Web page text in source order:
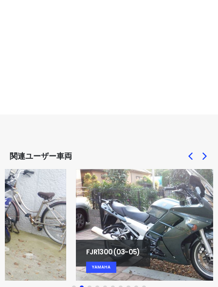
関連ユーザー車両
FJR1300 (03-05)
YAMAHA